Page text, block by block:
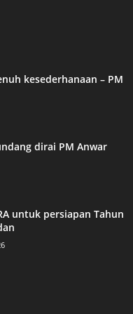
kesederhanaan – PM
dirai PM Anwar
untuk persiapan Tahun